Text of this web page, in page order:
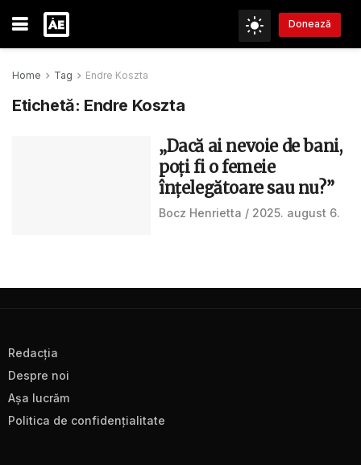
Donează
Home Tag Endre Koszta
Etichetă: Endre Koszta
„Dacă ai nevoie de bani,
poți fi o femeie
înțelegătoare sau nu?”
Bocz Henrietta 2025. august 6.
Redacţia
Despre noi
Aşa lucrăm
Politica de confidenţialitate